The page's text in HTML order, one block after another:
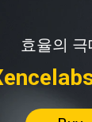
효율의